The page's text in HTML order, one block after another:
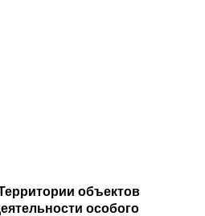
объектов
особого